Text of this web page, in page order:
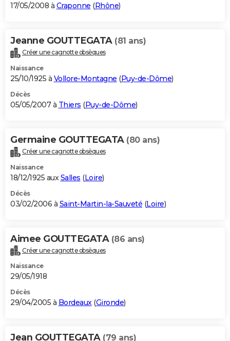
17/05/2008 à Craponne (Rhône)
Jeanne GOUTTEGATA (81 ans)
Créer une cagnotte obsèques
Naissance
25/10/1925 à Vollore-Montagne (Puy-de-Dôme)
Décès
05/05/2007 à Thiers (Puy-de-Dôme)
Germaine GOUTTEGATA (80 ans)
Créer une cagnotte obsèques
Naissance
18/12/1925 aux Salles (Loire)
Décès
03/02/2006 à Saint-Martin-la-Sauveté (Loire)
Aimee GOUTTEGATA (86 ans)
Créer une cagnotte obsèques
Naissance
29/05/1918
Décès
29/04/2005 à Bordeaux(Gironde)
Jean GOUTTEGATA (79 ans)